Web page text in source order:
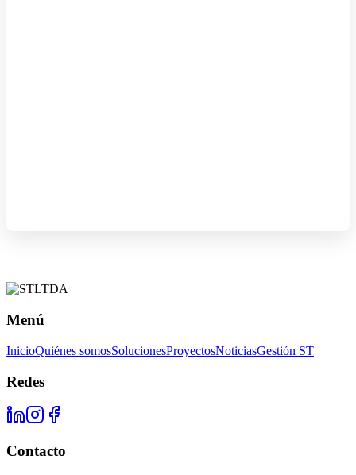
Menú
InicioQuiénes somosSolucionesProyectosNoticiasGestión ST
Redes
Contacto